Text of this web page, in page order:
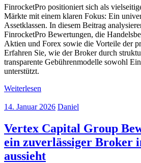
FinrocketPro positioniert sich als
Märkte mit einem klaren Fokus: Ein
Assetklassen. In diesem Beitrag
FinrocketPro Bewertungen, die
Aktien und Forex sowie die Vorteile der
Erfahren Sie, wie der Broker durch
transparente Gebührenmodelle sowohl
unterstützt.
Weiterlesen
14. Januar 2026 Daniel
Vertex Capital Group
ein zuverlässiger Broker
aussieht